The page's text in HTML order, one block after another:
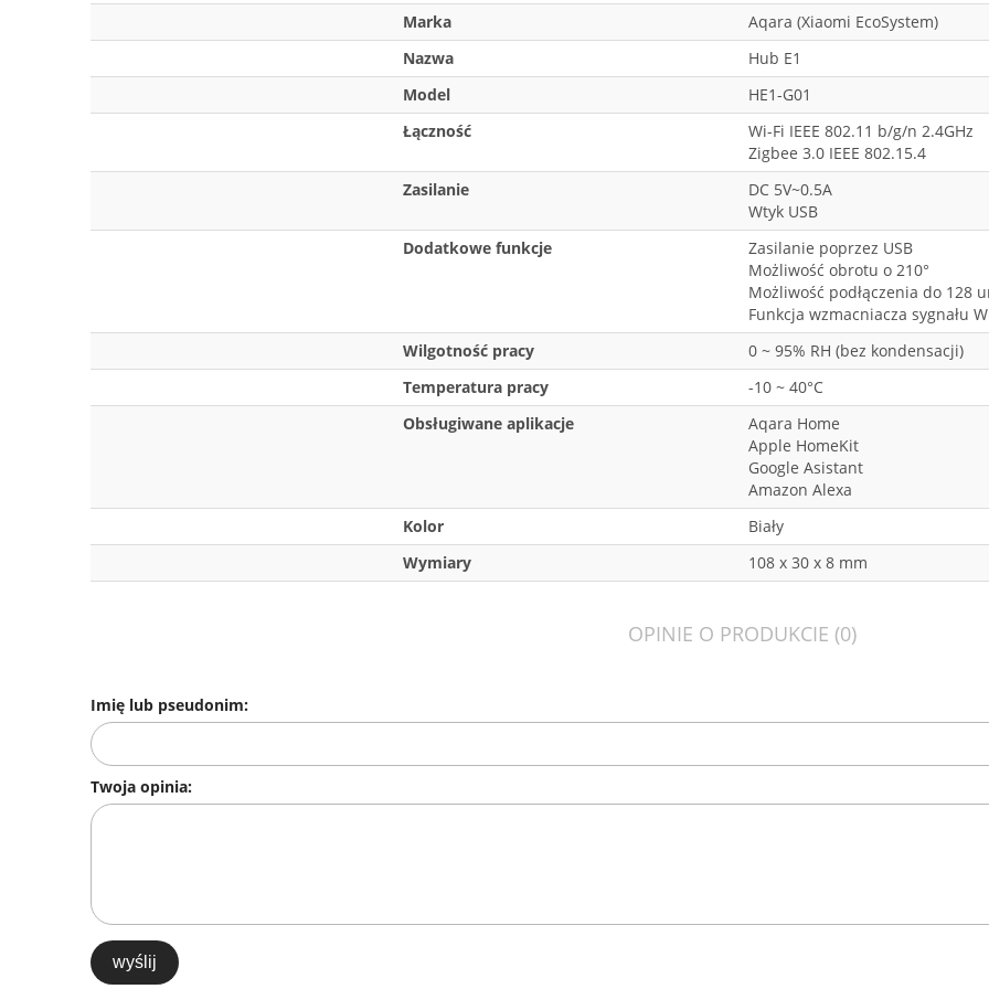
Marka
Aqara (Xiaomi EcoSystem)
Nazwa
Hub E1
Model
HE1-G01
Łączność
Wi-Fi IEEE 802.11 b/g/n 2.4GHz
Zigbee 3.0 IEEE 802.15.4
Zasilanie
DC 5V~0.5A
Wtyk USB
Dodatkowe funkcje
Zasilanie poprzez USB
Możliwość obrotu o 210°
Możliwość podłączenia do 128
Funkcja wzmacniacza sygnału
Wilgotność pracy
0 ~ 95% RH (bez kondensacji)
Temperatura pracy
-10 ~ 40°C
Obsługiwane aplikacje
Aqara Home
Apple HomeKit
Google Asistant
Amazon Alexa
Kolor
Biały
Wymiary
108 x 30 x 8 mm
OPINIE O PRODUKCIE (0)
Imię lub pseudonim:
Twoja opinia:
wyślij